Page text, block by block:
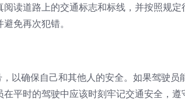
读道路上的交通标志和标线，并按照规定
免再次犯错。
以确保自己和其他人的安全。如果驾驶员
平时的驾驶中应该时刻牢记交通安全，遵